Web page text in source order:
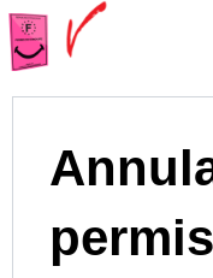
Aller
au
contenu